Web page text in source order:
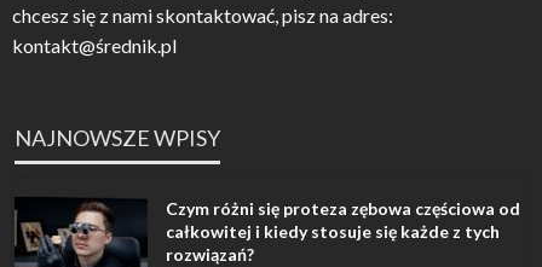
chcesz się z nami skontaktować, pisz na adres:
kontakt@średnik.pl
NAJNOWSZE WPISY
Czym różni się proteza zębowa częściowa od
całkowitej i kiedy stosuje się każde z tych
rozwiązań?